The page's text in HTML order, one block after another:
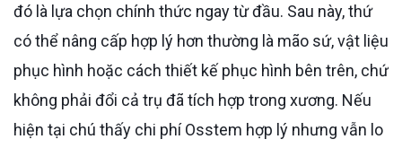
đó là lựa chọn chính thức ngay từ đầu. Sau này, thứ
có thể nâng cấp hợp lý hơn thường là mão sứ, vật liệu
phục hình hoặc cách thiết kế phục hình bên trên, chứ
không phải đổi cả trụ đã tích hợp trong xương. Nếu
hiện tại chú thấy chi phí Osstem hợp lý nhưng vẫn lo